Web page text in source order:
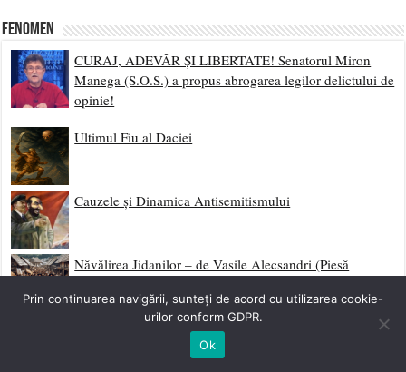
Fenomen
CURAJ, ADEVĂR ȘI LIBERTATE! Senatorul Miron
Manega (S.O.S.) a propus abrogarea legilor delictului de
opinie!
Ultimul Fiu al Daciei
Cauzele și Dinamica Antisemitismului
Năvălirea Jidanilor – de Vasile Alecsandri (Piesă
Europa și România în anul 2050
Prin continuarea navigării, sunteți de acord cu utilizarea cookie-
urilor conform GDPR.
Ok